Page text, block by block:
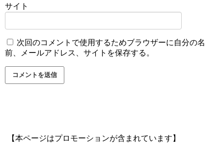
サイト
次回のコメントで使用するためブラウザーに自分の名
前、メールアドレス、サイトを保存する。
【本ページはプロモーションが含まれています】